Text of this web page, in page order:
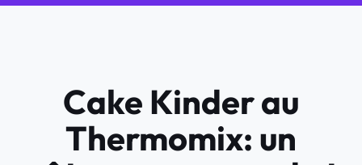
Cake Kinder au
Thermomix: un